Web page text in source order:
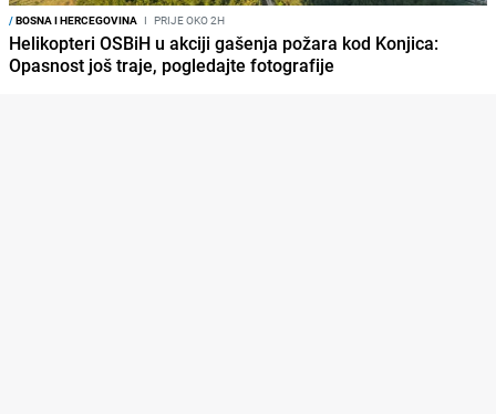
/BOSNA I HERCEGOVINA I PRIJE OKO 2H
Helikopteri OSBiH u akciji gašenja požara kod Konjica:
Opasnost još traje, pogledajte fotografije